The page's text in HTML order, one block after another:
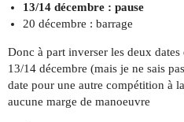
13/14 décembre : pause
20 décembre : barrage
Donc à part inverser les deux
13/14 décembre (mais je ne sais
date pour une autre compétition à
aucune marge de manoeuvre